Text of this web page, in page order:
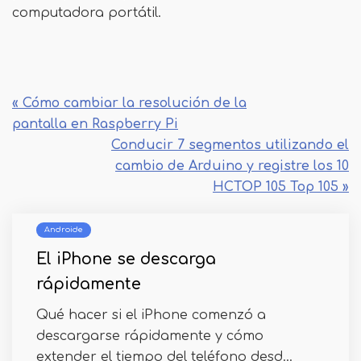
computadora portátil.
« Cómo cambiar la resolución de la
pantalla en Raspberry Pi
Conducir 7 segmentos utilizando el
cambio de Arduino y registre los 10
HCTOP 105 Top 105 »
Androide
El iPhone se descarga
rápidamente
Qué hacer si el iPhone comenzó a
descargarse rápidamente y cómo
extender el tiempo del teléfono desd...